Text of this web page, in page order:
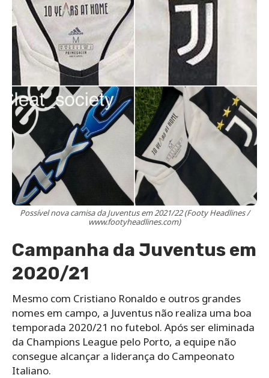
Possível nova camisa da Juventus em 2021/22 (Footy Headlines /
www.footyheadlines.com)
Campanha da Juventus em
2020/21
Mesmo com Cristiano Ronaldo e outros grandes
nomes em campo, a Juventus não realiza uma boa
temporada 2020/21 no futebol. Após ser eliminada
da Champions League pelo Porto, a equipe não
consegue alcançar a liderança do Campeonato
Italiano.